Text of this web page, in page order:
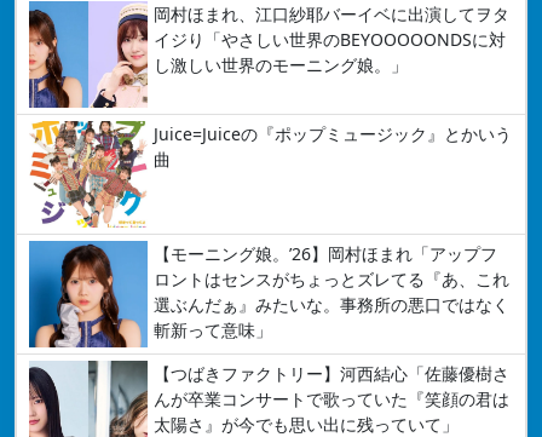
岡村ほまれ、江口紗耶バーイベに出演してヲタ
イジり「やさしい世界のBEYOOOOONDSに対
し激しい世界のモーニング娘。」
Juice=Juiceの『ポップミュージック』とかいう
曲
【モーニング娘。’26】岡村ほまれ「アップフ
ロントはセンスがちょっとズレてる『あ、これ
選ぶんだぁ』みたいな。事務所の悪口ではなく
斬新って意味」
【つばきファクトリー】河西結心「佐藤優樹さ
んが卒業コンサートで歌っていた『笑顔の君は
太陽さ』が今でも思い出に残っていて」